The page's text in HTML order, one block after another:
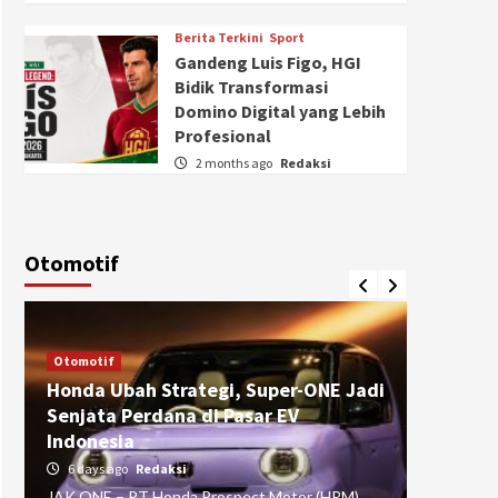
Berita Terkini Sport
Gandeng Luis Figo, HGI
Bidik Transformasi
Domino Digital yang Lebih
Profesional
2 months ago Redaksi
Otomotif
Otomotif
Honda Ubah Strategi, Super-ONE Jadi
Senjata Perdana di Pasar EV
Indonesia
6 days ago Redaksi